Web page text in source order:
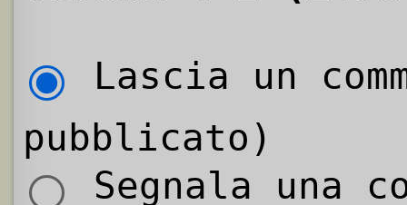
Lascia un
pubblicato)
Segnala una